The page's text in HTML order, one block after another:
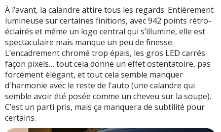
À l’avant, la calandre attire tous les regards. Entièrement
lumineuse sur certaines finitions, avec 942 points rétro-
éclairés et même un logo central qui s’illumine, elle est
spectaculaire mais manque un peu de finesse.
L’encadrement chromé trop épais, les gros LED carrés
façon pixels… tout cela donne un effet ostentatoire, pas
forcément élégant, et tout cela semble manquer
d'harmonie avec le reste de l'auto (une calandre qui
semble avoir été posée comme un cheveu sur la soupe).
C’est un parti pris, mais ça manquera de subtilité pour
certains.